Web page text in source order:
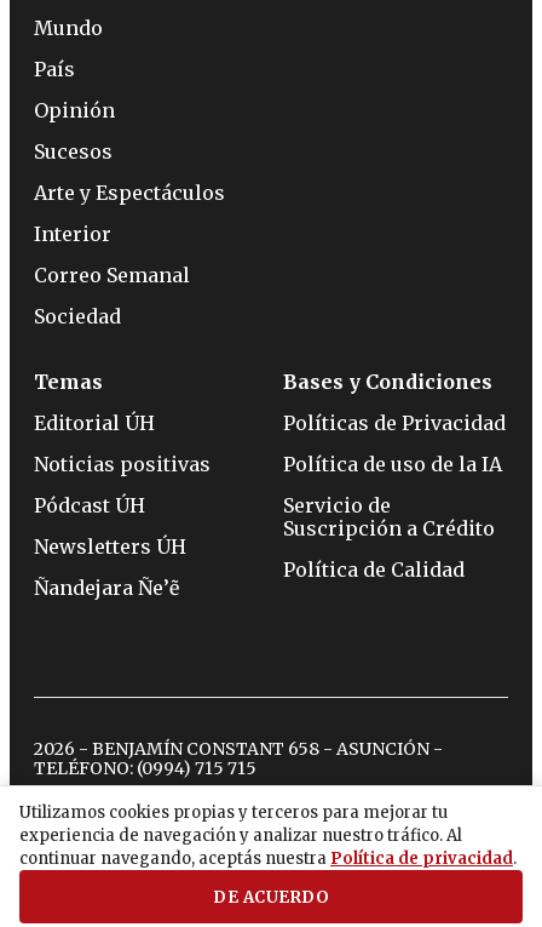
Utilizamos cookies propias y terceros para mejorar tu
experiencia de navegación y analizar nuestro tráfico. Al
continuar navegando, aceptás nuestra Política de privacidad.
DE ACUERDO
Mundo
País
Opinión
Sucesos
Arte y Espectáculos
Interior
Correo Semanal
Sociedad
Temas
Editorial ÚH
Noticias positivas
Pódcast ÚH
Newsletters ÚH
Ñandejara Ñe’ẽ
Bases y Condiciones
Políticas de Privacidad
Política de uso de la IA
Servicio de
Suscripción a Crédito
Política de Calidad
2026 - BENJAMÍN CONSTANT 658 - ASUNCIÓN -
TELÉFONO: (0994) 715 715
twitterinstagram
facebook
tiktokyoutubespotify